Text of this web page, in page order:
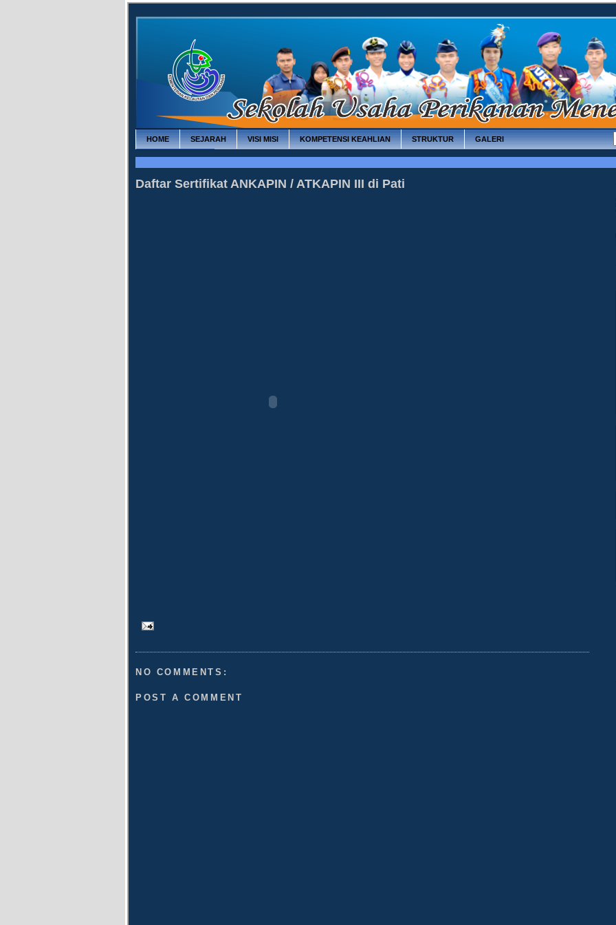
HOME SEJARAH VISI MISI KOMPETENSI KEAHLIAN STRUKTUR GALERI
INFO TERBARU
Daftar Sertifikat ANKAPIN / ATKAPIN III di Pati
NO COMMENTS:
POST A COMMENT